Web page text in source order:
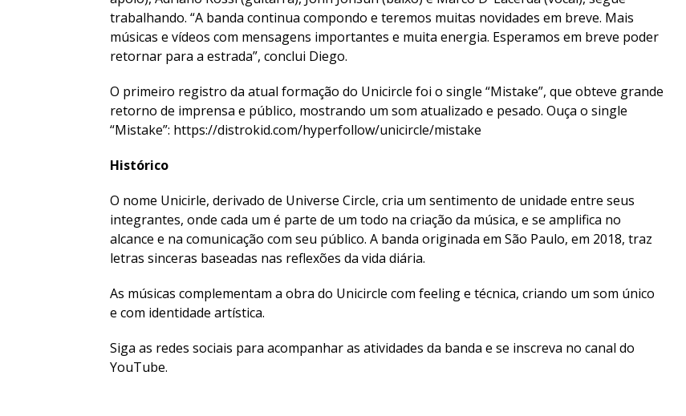
trabalhando. “A banda continua compondo e teremos muitas novidades em breve. Mais
músicas e vídeos com mensagens importantes e muita energia. Esperamos em breve poder
retornar para a estrada”, conclui Diego.
O primeiro registro da atual formação do Unicircle foi o single “Mistake”, que obteve grande
retorno de imprensa e público, mostrando um som atualizado e pesado. Ouça o single
“Mistake”: https://distrokid.com/hyperfollow/unicircle/mistake
Histórico
O nome Unicirle, derivado de Universe Circle, cria um sentimento de unidade entre seus
integrantes, onde cada um é parte de um todo na criação da música, e se amplifica no
alcance e na comunicação com seu público. A banda originada em São Paulo, em 2018, traz
letras sinceras baseadas nas reflexões da vida diária.
As músicas complementam a obra do Unicircle com feeling e técnica, criando um som único
e com identidade artística.
Siga as redes sociais para acompanhar as atividades da banda e se inscreva no canal do
YouTube.